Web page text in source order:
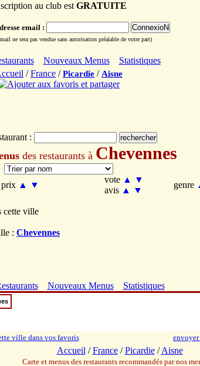
au club est GRATUITE
email :
ne sera pas vendue sans autorisation préalable de votre part)
Nouveaux Menus
Statistiques
/France /Picardie / Aisne
:
des restaurants à Chevennes
prix ▲ ▼
vote ▲
▼
avis ▲ ▼
genre
cette ville
: Chevennes
Nouveaux Menus Statistiques
ville dans vos favoris
Accueil /France/Picardie/Aisne
Carte et menus des restaurants recommandés par nos